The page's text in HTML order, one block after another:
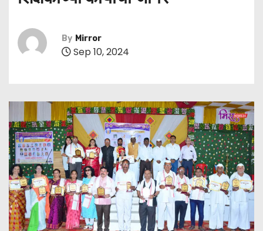
By Mirror
Sep 10, 2024